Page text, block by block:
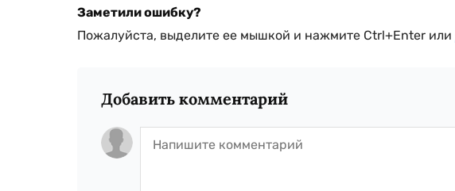
Заметили ошибку?
Пожалуйста, выделите ее мышкой и нажмите Ctrl+Enter или
Добавить комментарий